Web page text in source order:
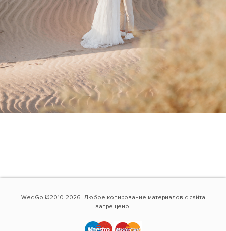
WedGo ©2010-2026. Любое копирование материалов с сайта
запрещено.